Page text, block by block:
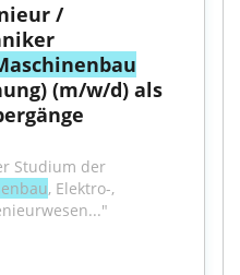
/
(m/w/d) als
Studium der
, Elektro-,